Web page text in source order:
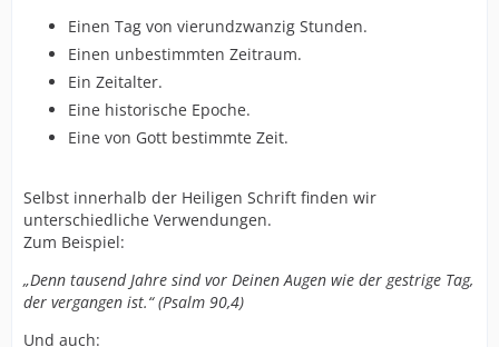
Einen Tag von vierundzwanzig Stunden.
Einen unbestimmten Zeitraum.
Ein Zeitalter.
Eine historische Epoche.
Eine von Gott bestimmte Zeit.
Selbst innerhalb der Heiligen Schrift finden wir
unterschiedliche Verwendungen.
Zum Beispiel:
„Denn tausend Jahre sind vor Deinen Augen wie der gestrige Tag,
der vergangen ist.“ (Psalm 90,4)
Und auch: